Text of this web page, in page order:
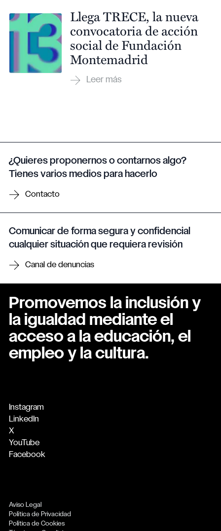
Llega TRECE, la nueva
convocatoria de acción
social de Fundación
Montemadrid
¿Quieres proponernos o contarnos algo?
Tienes varios medios para hacerlo
Contacto
Comunicar de forma segura y confidencial
cualquier situación que requiera revisión
Canal de denuncias
Promovemos la inclusión y
la igualdad mediante el
acceso a la educación, el
empleo y la cultura.
Instagram
LinkedIn
X
YouTube
Facebook
Aviso Legal
Política de Privacidad
Política de Cookies